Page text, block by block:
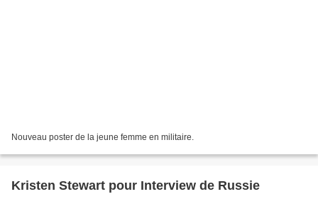
Nouveau poster de la jeune femme en militaire.
Kristen Stewart pour Interview de Russie